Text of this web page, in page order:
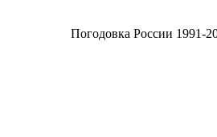
Погодовка России 1991-